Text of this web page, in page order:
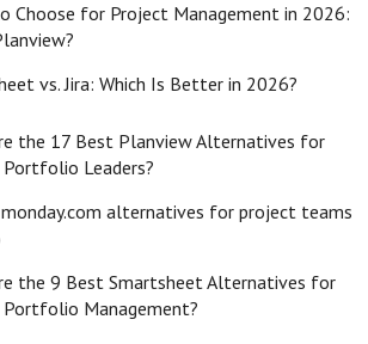
Choose for Project Management in 2026:
vs. Jira: Which Is Better in 2026?
the 17 Best Planview Alternatives for
Leaders?
alternatives for project teams
the 9 Best Smartsheet Alternatives for
Management?